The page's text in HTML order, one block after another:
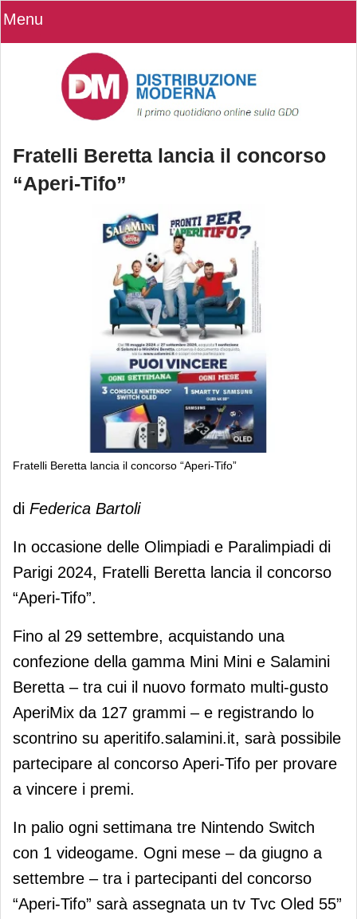
Menu
Fratelli Beretta lancia il concorso
“Aperi-Tifo”
Fratelli Beretta lancia il concorso “Aperi-Tifo”
Fratelli Beretta lancia il concorso
“Aperi-Tifo”
di Federica Bartoli
In occasione delle Olimpiadi e Paralimpiadi di
Parigi 2024, Fratelli Beretta lancia il concorso
“Aperi-Tifo”.
Fino al 29 settembre, acquistando una
confezione della gamma Mini Mini e Salamini
Beretta – tra cui il nuovo formato multi-gusto
AperiMix da 127 grammi – e registrando lo
scontrino su aperitifo.salamini.it, sarà possibile
partecipare al concorso Aperi-Tifo per provare
a vincere i premi.
In palio ogni settimana tre Nintendo Switch
con 1 videogame. Ogni mese – da giugno a
settembre – tra i partecipanti del concorso
“Aperi-Tifo” sarà assegnata un tv Tvc Oled 55”